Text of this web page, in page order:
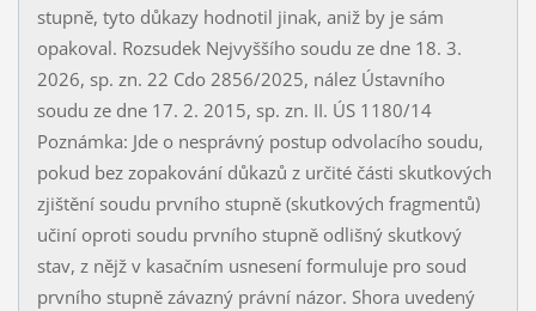
stupně, tyto důkazy hodnotil jinak, aniž by je sám
opakoval. Rozsudek Nejvyššího soudu ze dne 18. 3.
2026, sp. zn. 22 Cdo 2856/2025, nález Ústavního
soudu ze dne 17. 2. 2015, sp. zn. II. ÚS 1180/14
Poznámka: Jde o nesprávný postup odvolacího soudu,
pokud bez zopakování důkazů z určité části skutkových
zjištění soudu prvního stupně (skutkových fragmentů)
učiní oproti soudu prvního stupně odlišný skutkový
stav, z nějž v kasačním usnesení formuluje pro soud
prvního stupně závazný právní názor. Shora uvedený